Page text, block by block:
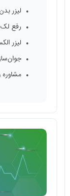
لیزر
رفع
لیزر
مشاوره